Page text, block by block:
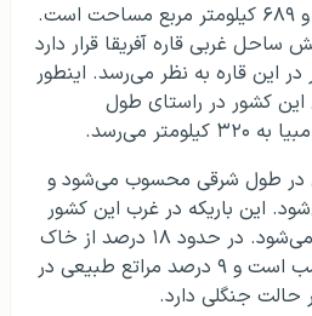
کشور گامبیا دارای ۱۰ هزار و ۶۸۹ کیلومتر مربع مساحت است.
غربی قاره آفریقا قرار دارد
این قاره به نظر می‌رسد. اینطور
کشور در راستای طول
می‌رسد.
در طول شرقی محسوب می‌شود و
این باریکه در غرب این کشور
با اقیانوس اطلس هم‌مرز می‌شود. در حدود ۱۸ درصد از خاک
گامبیا برای کشاورزی مناسب است و ۹ درصد مراتع طبیعی در